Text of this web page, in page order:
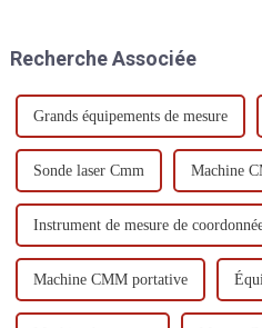
automatique et à système de
Recherche Associée
Grands équipements de mesure
Sonde laser Cmm Machine
Instrument de mesure de
Machine CMM portative